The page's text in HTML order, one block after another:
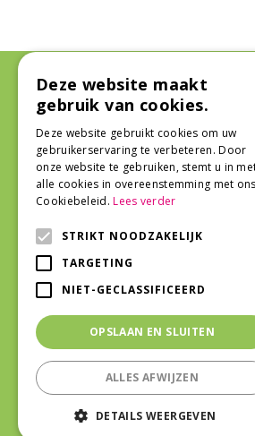
Algemeen
Over ons
Snel naar
Veilig winkelen
©Life and Garden|Green
Deze website maakt
gebruik van cookies.
Deze website gebruikt cookies om uw
gebruikerservaring te verbeteren. Door
onze website te gebruiken, stemt u in
alle cookies in overeenstemming met ons
Cookiebeleid.Lees verder
STRIKT NOODZAKELIJK
TARGETING
NIET-GECLASSIFICEERD
OPSLAAN EN SLUITEN
ALLES AFWIJZEN
DETAILS WEERGEVEN